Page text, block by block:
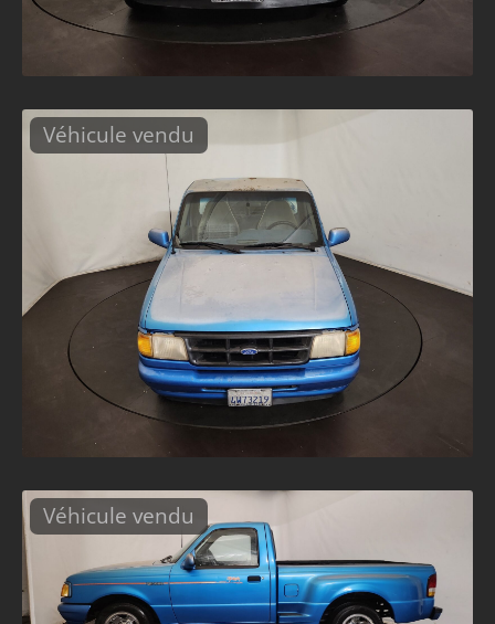
Véhicule vendu
Véhicule vendu